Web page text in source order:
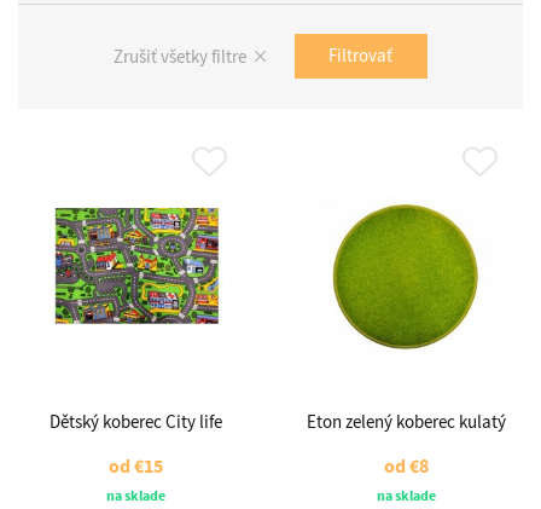
Zrušiť všetky filtre Filtrovať
Dětský koberec City life
od€15
na sklade
Eton zelený koberec kulatý
od€8
na sklade